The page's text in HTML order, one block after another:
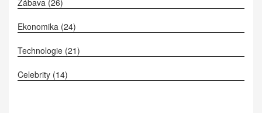
Zábava (26)
Ekonomika (24)
Technologie (21)
Celebrity (14)